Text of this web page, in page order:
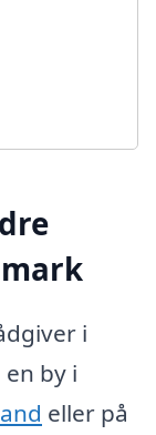
i
by i
eller på